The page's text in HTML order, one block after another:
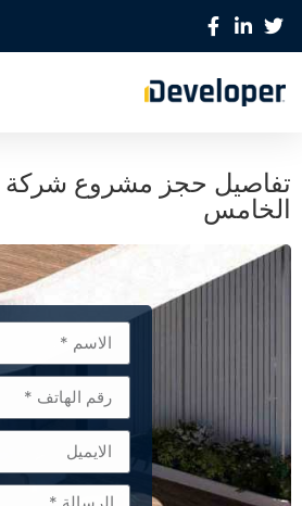
تفاصيل حجز مشروع شركة
الخامس